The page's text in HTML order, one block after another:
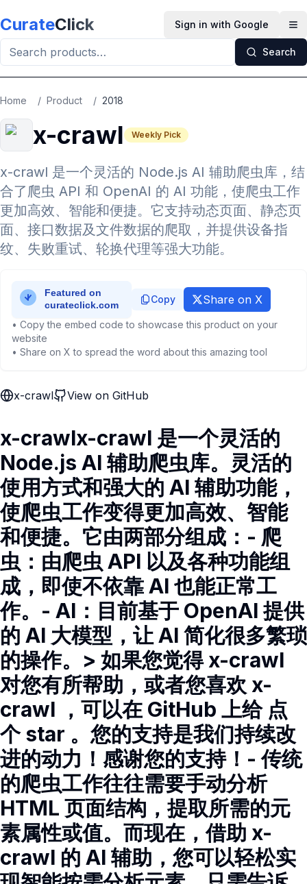
CurateClick Sign in with Google
Search
Home / Product / 2018
x-crawl Weekly Pick
x-crawl 是一个灵活的 Node.js AI 辅助爬虫库，结
合了爬虫 API 和 OpenAI 的 AI 功能，使爬虫工作
更加高效、智能和便捷。它支持动态页面、静态页
面、接口数据及文件数据的爬取，并提供设备指
纹、失败重试、轮换代理等强大功能。
Copy Share on X
• Copy the embed code to showcase this product on your
website
• Share on X to spread the word about this amazing tool
x-crawl View on GitHub
x-crawlx-crawl 是一个灵活的
Node.js AI 辅助爬虫库。灵活的
使用方式和强大的 AI 辅助功能，
使爬虫工作变得更加高效、智能
和便捷。它由两部分组成：- 爬
虫：由爬虫 API 以及各种功能组
成，即使不依靠 AI 也能正常工
作。- AI：目前基于 OpenAI 提供
的 AI 大模型，让 AI 简化很多繁琐
的操作。> 如果您觉得 x-crawl
对您有所帮助，或者您喜欢 x-
crawl ，可以在 GitHub 上给 点
个 star 。您的支持是我们持续改
进的动力！感谢您的支持！- 传统
的爬虫工作往往需要手动分析
HTML 页面结构，提取所需的元
素属性或值。而现在，借助 x-
crawl 的 AI 辅助，您可以轻松实